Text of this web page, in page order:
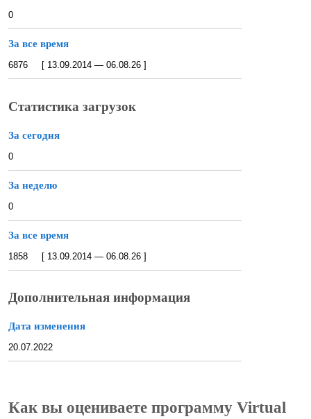
0
За все время
6876 [ 13.09.2014 — 06.08.26 ]
Статистика загрузок
За сегодня
0
За неделю
0
За все время
1858 [ 13.09.2014 — 06.08.26 ]
Дополнительная информация
Дата изменения
20.07.2022
Как вы оцениваете программу Virtual